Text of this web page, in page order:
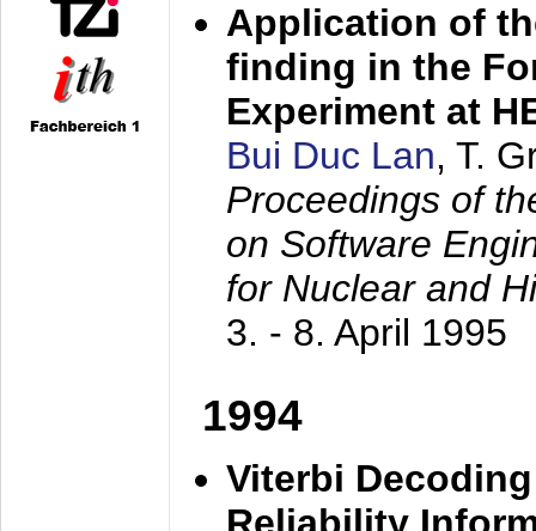
Application of
finding in the
Experiment at
Bui Duc Lan, T.
Proceedings of
on Software
for Nuclear and
3. - 8. April 1995
1994
Viterbi